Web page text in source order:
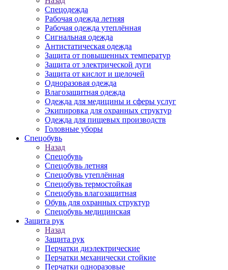
Спецодежда
Рабочая одежда летняя
Рабочая одежда утеплённая
Сигнальная одежда
Антистатическая одежда
Защита от повышенных температур
Защита от электрической дуги
Защита от кислот и щелочей
Одноразовая одежда
Влагозащитная одежда
Одежда для медицины и сферы услуг
Экипировка для охранных структур
Одежда для пищевых производств
Головные уборы
Спецобувь
Назад
Спецобувь
Спецобувь летняя
Спецобувь утеплённая
Спецобувь термостойкая
Спецобувь влагозащитная
Обувь для охранных структур
Спецобувь медицинская
Защита рук
Назад
Защита рук
Перчатки диэлектрические
Перчатки механически стойкие
Перчатки одноразовые